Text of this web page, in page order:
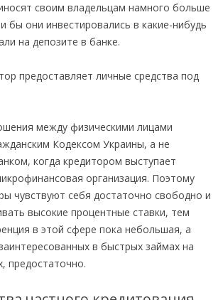
своим владельцам намного больше
бы они инвестировались в какие-нибудь
на депозите в банке.
между физическими лицами
Кодексом Украины, а не
когда кредитором выступает
организация. Поэтому
чувствуют себя достаточно свободно и
высокие процентные ставки, тем
в этой сфере пока небольшая, а
в быстрых займах на
предостаточно.